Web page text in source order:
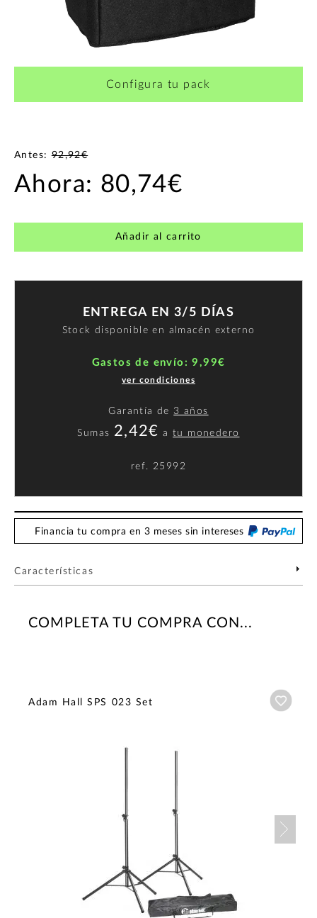
¿Quieres crearte tu propio pack?
Configura tu pack
Antes:92,92€
Ahora: 80,74€
Añadir al carrito
ENTREGA EN 3/5 DÍAS
Stock disponible en almacén externo
Gastos de envío: 9,99€
ver condiciones
Garantía de 3 años
Sumas 2,42€ atu monedero
ref. 25992
Financia tu compra en 3 meses sin intereses
Características
COMPLETA TU COMPRA CON...
Adam Hall SPS 023 Set